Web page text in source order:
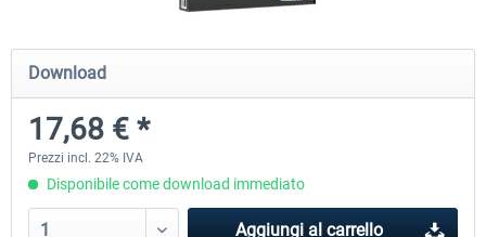
Mega Airport Frankfurt V2.0
30,71 € *
Mega Airport Berlin
Download
17,68 € *
Prezzi incl. 22% IVA
Disponibile come download immediato
Aggiungi al carrello